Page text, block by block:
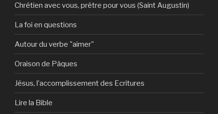
Chrétien avec vous, prêtre pour vous (Saint Augustin)
La foi en questions
Autour du verbe "aimer"
Oraison de Pâques
Jésus, l’accomplissement des Ecritures
Lire la Bible